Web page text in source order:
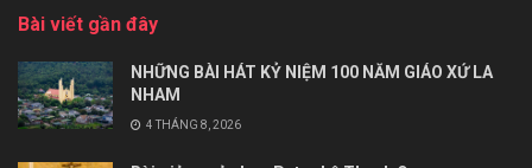
Bài viết gần đây
NHỮNG BÀI HÁT KỶ NIỆM 100 NĂM GIÁO XỨ LA
NHAM
4 THÁNG 8, 2026